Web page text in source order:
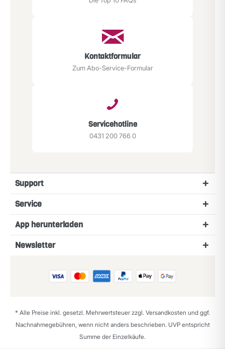
Kontaktformular
Zum Abo-Service-Formular
Servicehotline
0431 200 766 0
Support
Service
App herunterladen
Newsletter
* Alle Preise inkl. gesetzl. Mehrwertsteuer zzgl. Versandkosten und ggf.
Nachnahmegebühren, wenn nicht anders beschrieben. UVP entspricht
Summe der Einzelkäufe.